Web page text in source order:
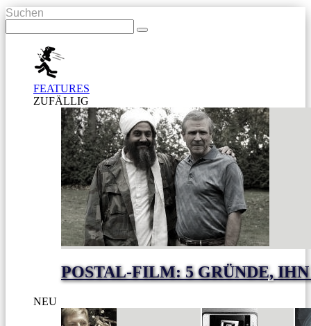
Suchen
FEATURES
ZUFÄLLIG
POSTAL-FILM: 5 GRÜNDE,
NEU